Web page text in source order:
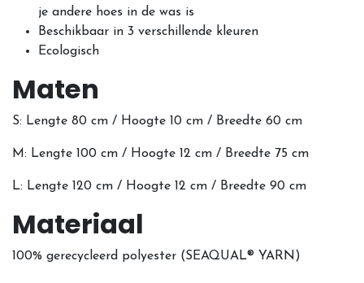
je andere hoes in de was is
Beschikbaar in 3 verschillende kleuren
Ecologisch
Maten
S: Lengte 80 cm / Hoogte 10 cm / Breedte 60 cm
M: Lengte 100 cm / Hoogte 12 cm / Breedte 75 cm
L: Lengte 120 cm / Hoogte 12 cm / Breedte 90 cm
Materiaal
100% gerecycleerd polyester (SEAQUAL® YARN)